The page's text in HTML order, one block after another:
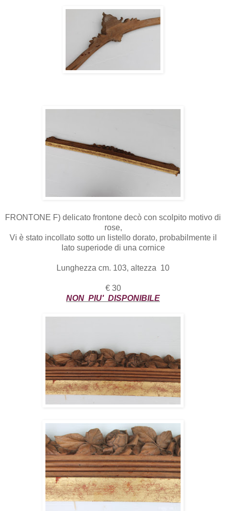
FRONTONE F) delicato frontone decò con scolpito motivo di
rose,
Vi è stato incollato sotto un listello dorato, probabilmente il
lato superiode di una cornice
Lunghezza cm. 103, altezza 10
€ 30
NON PIU' DISPONIBILE